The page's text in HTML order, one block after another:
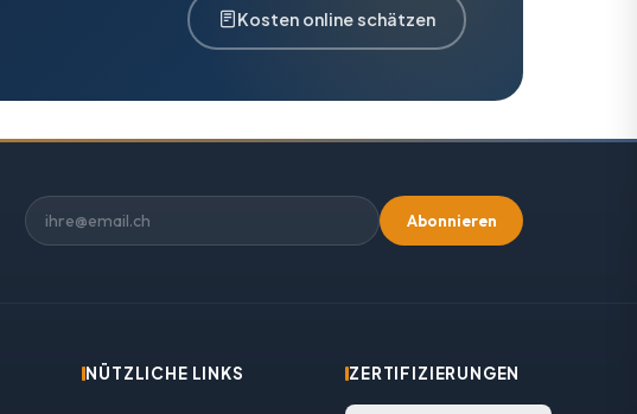
Kosten online schätzen
Abonnieren
NÜTZLICHE LINKS ZERTIFIZIERUNGEN